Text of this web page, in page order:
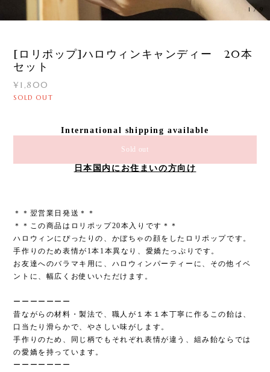
1 /9
[ロリポップ]ハロウィンキャンディー 20本
セット
¥1,800
SOLD OUT
International shipping available
Sold out
日本国内にお住まいの方向け
＊＊翌営業日発送＊＊
＊＊この商品はロリポップ20本入りです＊＊
ハロウィンにぴったりの、かぼちゃの顔をしたロリポップです。
手作りのため表情が1本1本異なり、愛嬌たっぷりです。
お友達へのバラマキ用に、ハロウィンパーティーに、その他イベ
ントに、幅広くお使いいただけます。
ーーーーーーー
昔ながらの材料・製法で、職人が１本１本丁寧に作るこの飴は、
口当たり滑らかで、やさしい味がします。
手作りのため、同じ柄でもそれぞれ表情が違う、組み飴ならでは
の愛嬌を持っています。
ーーーーーーー